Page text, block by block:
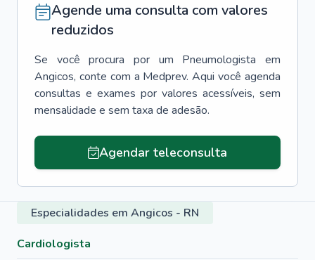
Agende uma consulta com valores
reduzidos
Se você procura por um Pneumologista
em
Angicos, conte com a Medprev. Aqui você agenda
consultas e exames por valores acessíveis, sem
mensalidade e sem taxa de adesão.
Agendar teleconsulta
Especialidades em Angicos - RN
Cardiologista